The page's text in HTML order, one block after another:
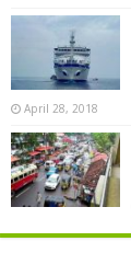
April 28, 2018